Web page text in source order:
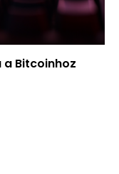
Bitcoinhoz